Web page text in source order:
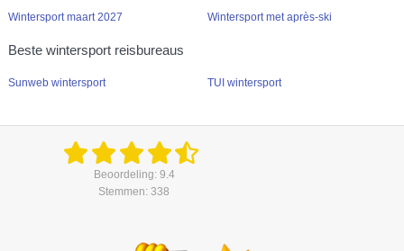
Wintersport maart 2027
Wintersport met après-ski
Beste wintersport reisbureaus
Sunweb wintersport TUI wintersport
Beoordeling: 9.4
Stemmen: 338